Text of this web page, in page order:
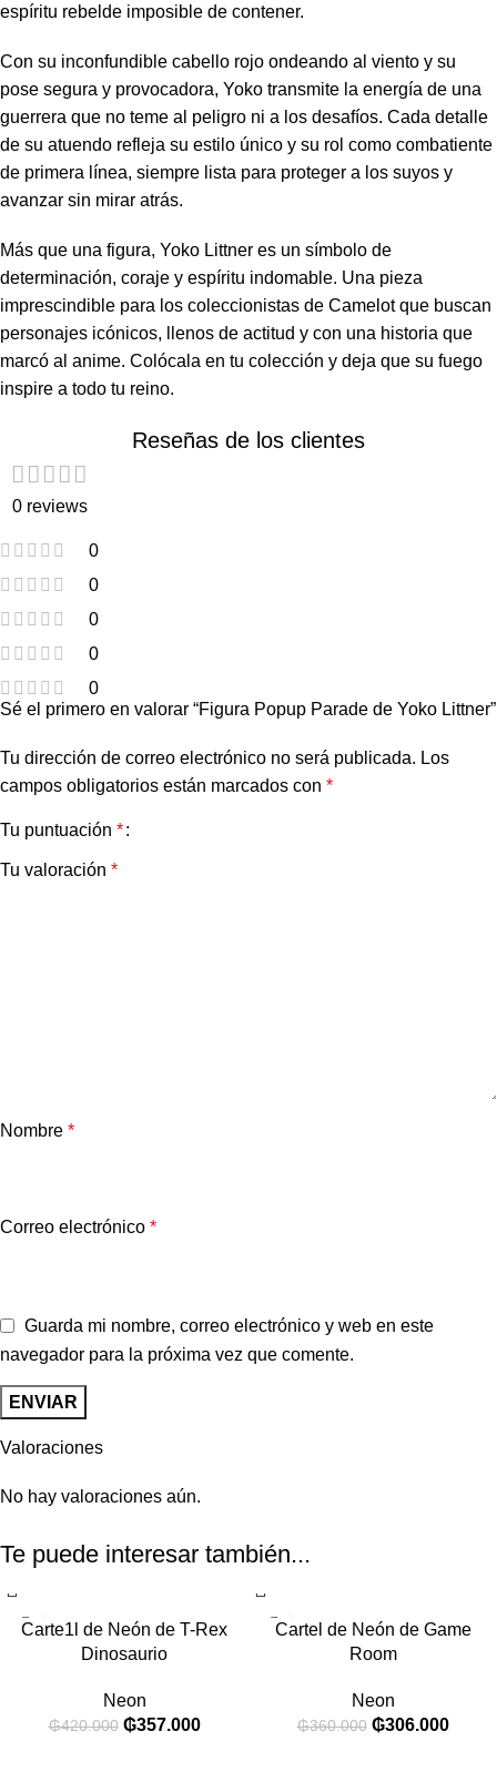
espíritu rebelde imposible de contener.
Con su inconfundible cabello rojo ondeando al viento y su
pose segura y provocadora, Yoko transmite la energía de una
guerrera que no teme al peligro ni a los desafíos. Cada detalle
de su atuendo refleja su estilo único y su rol como combatiente
de primera línea, siempre lista para proteger a los suyos y
avanzar sin mirar atrás.
Más que una figura, Yoko Littner es un símbolo de
determinación, coraje y espíritu indomable. Una pieza
imprescindible para los coleccionistas de Camelot que buscan
personajes icónicos, llenos de actitud y con una historia que
marcó al anime. Colócala en tu colección y deja que su fuego
inspire a todo tu reino.
Reseñas de los clientes
0 reviews
0
0
0
0
0
Valoraciones
No hay valoraciones aún.
Sé el primero en valorar “Figura Popup Parade de Yoko Littner”
Tu dirección de correo electrónico no será publicada. Los
campos obligatorios están marcados con *
Tu puntuación *
Tu valoración *
Nombre *
Correo electrónico *
Guarda mi nombre, correo electrónico y web en este
navegador para la próxima vez que comente.
Te puede interesar también...
Carte1l de Neón de T-Rex
Dinosaurio
Neon
₲420.000 ₲357.000
Cartel de Neón de Game
Room
Neon
₲360.000 ₲306.000